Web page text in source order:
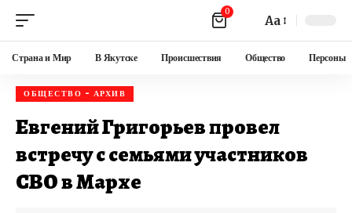
0
Aa
Страна и Мир В Якутске Происшествия Общество Персоны
ОБЩЕСТВО - АРХИВ
Евгений Григорьев провел
встречу с семьями участников
СВО в Мархе